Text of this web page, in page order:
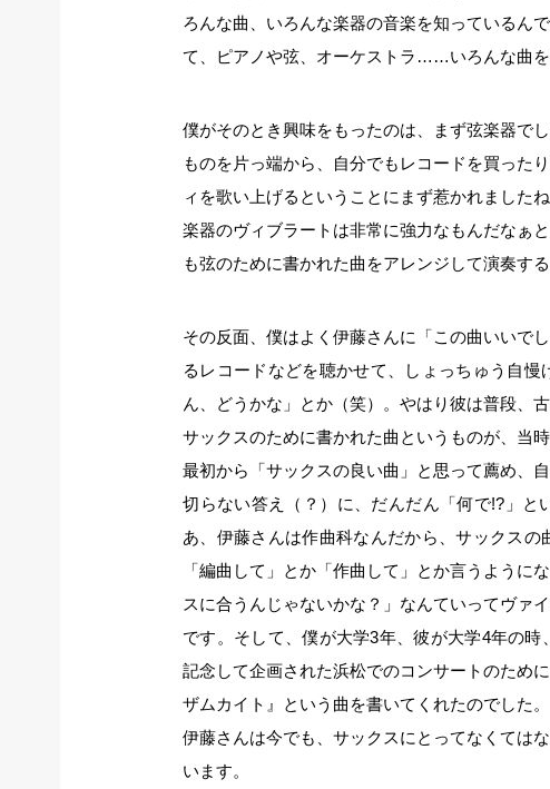
ろんな曲、いろんな楽器の音楽を知っているん
て、ピアノや弦、オーケストラ……いろんな曲を
僕がそのとき興味をもったのは、まず弦楽器で
ものを片っ端から、自分でもレコードを買った
ィを歌い上げるということにまず惹かれました
楽器のヴィブラートは非常に強力なもんだなぁ
も弦のために書かれた曲をアレンジして演奏する
その反面、僕はよく伊藤さんに「この曲いいで
るレコードなどを聴かせて、しょっちゅう自
ん、どうかな」とか（笑）。やはり彼は普段、
サックスのために書かれた曲というものが、当
最初から「サックスの良い曲」と思って薦め、
切らない答え（？）に、だんだん「何で!?」
あ、伊藤さんは作曲科なんだから、サックス
「編曲して」とか「作曲して」とか言うように
スに合うんじゃないかな？」なんていってヴァ
です。そして、僕が大学3年、彼が大学4年の
記念して企画された浜松でのコンサートのため
ザムカイト』という曲を書いてくれたのでした。
伊藤さんは今でも、サックスにとってなくては
います。